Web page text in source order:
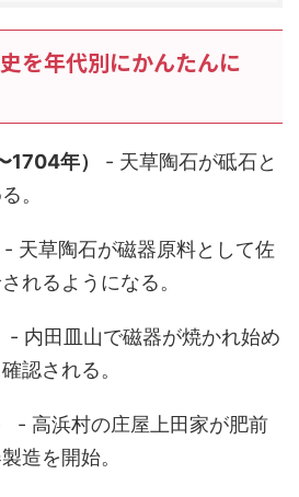
を年代別にかんたんに
1704年）
- 天草陶石が砥石と
。
- 天草陶石が磁器原料として佐
れるようになる。
- 内田皿山で磁器が焼かれ始め
認される。
- 高浜村の庄屋上田家が肥前
造を開始。